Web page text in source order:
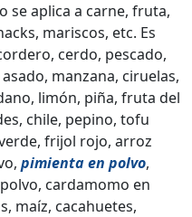
se aplica a carne, fruta,
mariscos, etc. Es
cerdo, pescado,
manzana, ciruelas,
limón, piña, fruta del
chile, pepino, tofu
frijol rojo, arroz
pimienta en polvo,
cardamomo en
maíz, cacahuetes,